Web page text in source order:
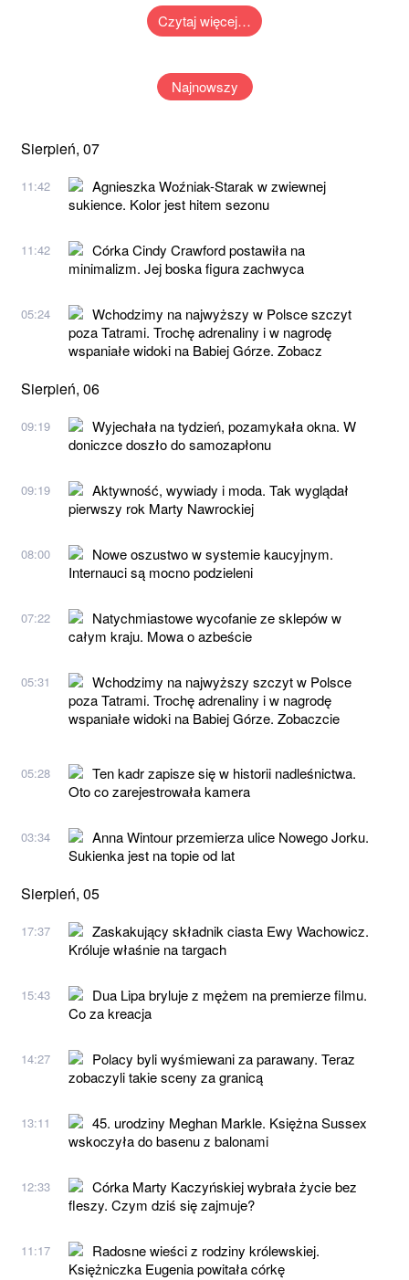
Czytaj więcej…
Najnowszy
Sierpień, 07
11:42
Agnieszka Woźniak-Starak w zwiewnej
sukience. Kolor jest hitem sezonu
11:42
Córka Cindy Crawford postawiła na
minimalizm. Jej boska figura zachwyca
05:24
Wchodzimy na najwyższy w Polsce szczyt
poza Tatrami. Trochę adrenaliny i w nagrodę
wspaniałe widoki na Babiej Górze. Zobacz
Sierpień, 06
09:19
Wyjechała na tydzień, pozamykała okna. W
doniczce doszło do samozapłonu
09:19
Aktywność, wywiady i moda. Tak wyglądał
pierwszy rok Marty Nawrockiej
08:00
Nowe oszustwo w systemie kaucyjnym.
Internauci są mocno podzieleni
07:22
Natychmiastowe wycofanie ze sklepów w
całym kraju. Mowa o azbeście
05:31
Wchodzimy na najwyższy szczyt w Polsce
poza Tatrami. Trochę adrenaliny i w nagrodę
wspaniałe widoki na Babiej Górze. Zobaczcie
05:28
Ten kadr zapisze się w historii nadleśnictwa.
Oto co zarejestrowała kamera
03:34
Anna Wintour przemierza ulice Nowego Jorku.
Sukienka jest na topie od lat
Sierpień, 05
17:37
Zaskakujący składnik ciasta Ewy Wachowicz.
Króluje właśnie na targach
15:43
Dua Lipa bryluje z mężem na premierze filmu.
Co za kreacja
14:27
Polacy byli wyśmiewani za parawany. Teraz
zobaczyli takie sceny za granicą
13:11
45. urodziny Meghan Markle. Księżna Sussex
wskoczyła do basenu z balonami
12:33
Córka Marty Kaczyńskiej wybrała życie bez
fleszy. Czym dziś się zajmuje?
11:17
Radosne wieści z rodziny królewskiej.
Księżniczka Eugenia powitała córkę